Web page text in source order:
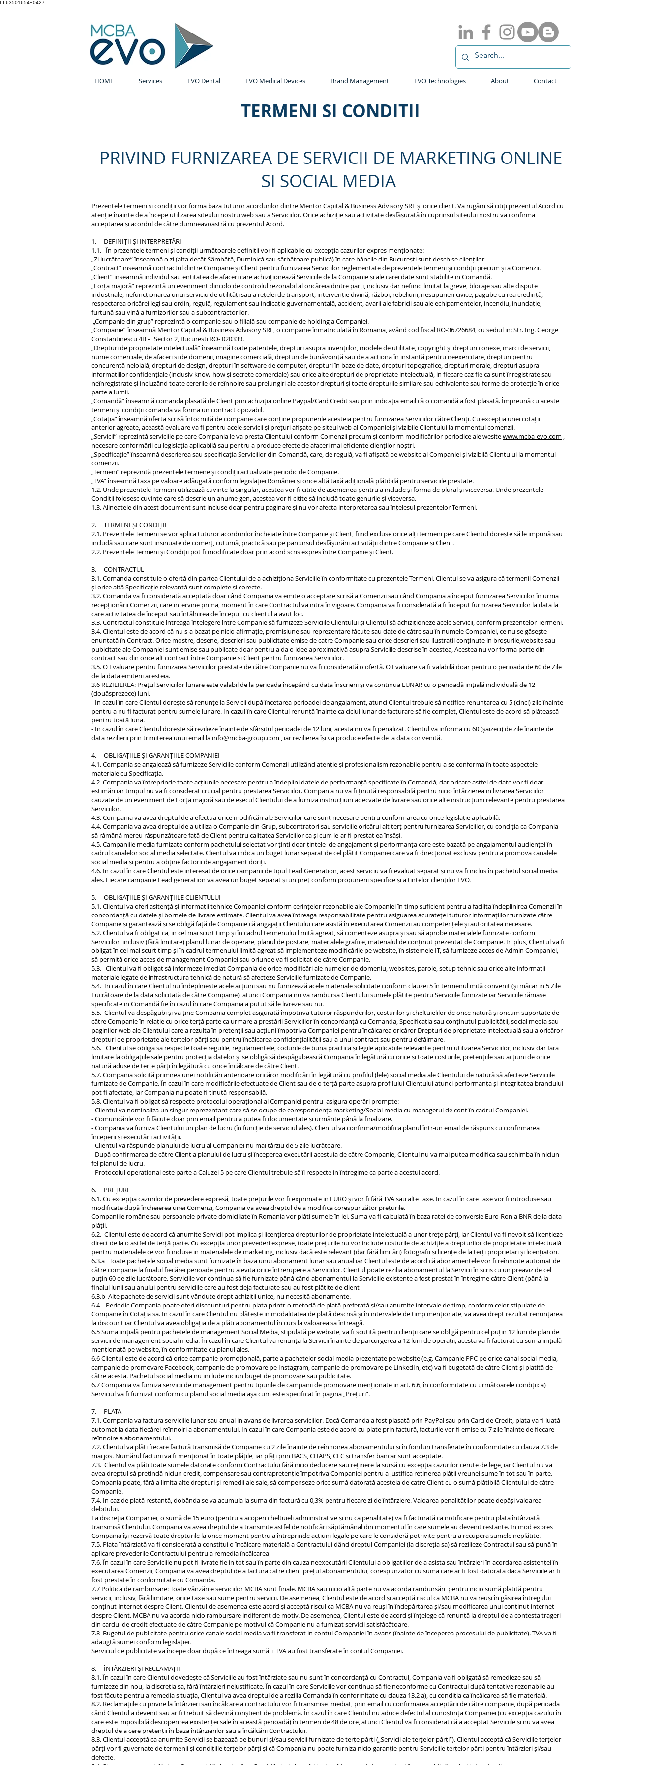
LI-63501654E0427
HOME Services EVO Dental EVO Medical Devices Brand Management EVO Technologies About Contact
TERMENI SI CONDITII
PRIVIND FURNIZAREA DE SERVICII DE MARKETING ONLINE
SI SOCIAL MEDIA
Prezentele termeni si condiții vor forma baza tuturor acordurilor dintre Mentor Capital & Business Advisory SRL și orice client. Va rugăm să citiți prezentul Acord cu
atenție înainte de a începe utilizarea siteului nostru web sau a Serviciilor. Orice achiziție sau activitate desfășurată în cuprinsul siteului nostru va confirma
acceptarea și acordul de către dumneavoastră cu prezentul Acord.
1. DEFINIȚII ȘI INTERPRETĂRI
1.1. În prezentele termeni și condiții următoarele definiții vor fi aplicabile cu excepția cazurilor expres menționate:
„Zi lucrătoare” înseamnă o zi (alta decât Sâmbătă, Duminică sau sărbătoare publică) în care băncile din București sunt deschise clienților.
„Contract” inseamnă contractul dintre Companie și Client pentru furnizarea Serviciilor reglementate de prezentele termeni și condiții precum și a Comenzii.
„Client” inseamnă individul sau entitatea de afaceri care achiziționează Serviciile de la Companie și ale carei date sunt stabilite in Comandă.
„Forța majoră” reprezintă un eveniment dincolo de controlul rezonabil al oricăreia dintre parți, inclusiv dar nefiind limitat la greve, blocaje sau alte dispute
industriale, nefuncționarea unui serviciu de utilități sau a rețelei de transport, intervenție divină, război, rebeliuni, nesupuneri civice, pagube cu rea credință,
respectarea oricărei legi sau ordin, regulă, regulament sau indicație guvernamentală, accident, avarii ale fabricii sau ale echipamentelor, incendiu, inundație,
furtună sau vină a furnizorilor sau a subcontractorilor.
„Companie din grup” reprezintă o companie sau o filială sau companie de holding a Companiei.
„Companie” înseamnă Mentor Capital & Business Advisory SRL, o companie înmatriculată în Romania, având cod fiscal RO-36726684, cu sediul in: Str. Ing. George
Constantinescu 4B – Sector 2, Bucuresti RO- 020339.
„Drepturi de proprietate intelectuală” înseamnă toate patentele, drepturi asupra invențiilor, modele de utilitate, copyright și drepturi conexe, marci de servicii,
nume comerciale, de afaceri si de domenii, imagine comercială, drepturi de bunăvoință sau de a acționa în instanță pentru neexercitare, drepturi pentru
concurență neloială, drepturi de design, drepturi în software de computer, drepturi în baze de date, drepturi topografice, drepturi morale, drepturi asupra
informatiilor confidențiale (inclusiv know-how și secrete comerciale) sau orice alte drepturi de proprietate intelectuală, in fiecare caz fie ca sunt înregistrate sau
neînregistrate și incluzând toate cererile de reînnoire sau prelungiri ale acestor drepturi și toate drepturile similare sau echivalente sau forme de protecție în orice
parte a lumii.
„Comandă” înseamnă comanda plasată de Client prin achiziția online Paypal/Card Credit sau prin indicația email că o comandă a fost plasată. Împreună cu aceste
termeni și condiții comanda va forma un contract opozabil.
„Cotația” înseamnă oferta scrisă întocmită de companie care conține propunerile acesteia pentru furnizarea Serviciilor către Clienți. Cu excepția unei cotații
anterior agreate, această evaluare va fi pentru acele servicii și prețuri afișate pe siteul web al Companiei și vizibile Clientului la momentul comenzii.
„Servicii” reprezintă serviciile pe care Compania le va presta Clientului conform Comenzii precum și conform modificărilor periodice ale wesitewww.mcba-evo.com ,
necesare conformării cu legislația aplicabilă sau pentru a produce efecte de afaceri mai eficiente clienților noștri.
„Specificație” înseamnă descrierea sau specificația Serviciilor din Comandă, care, de regulă, va fi afișată pe website al Companiei și vizibilă Clientului la momentul
comenzii.
„Termeni” reprezintă prezentele termene și condiții actualizate periodic de Companie.
„TVA” înseamnă taxa pe valoare adăugată conform legislației României și orice altă taxă adițională plătibilă pentru serviciile prestate.
1.2. Unde prezentele Termeni utilizează cuvinte la singular, acestea vor fi citite de asemenea pentru a include și forma de plural și viceversa. Unde prezentele
Condiții folosesc cuvinte care să descrie un anume gen, acestea vor fi citite să includă toate genurile și viceversa.
1.3. Alineatele din acest document sunt incluse doar pentru paginare și nu vor afecta interpretarea sau înțelesul prezentelor Termeni.
2. TERMENI ȘI CONDIȚII
2.1. Prezentele Termeni se vor aplica tuturor acordurilor încheiate între Companie și Client, fiind excluse orice alți termeni pe care Clientul dorește să le impună sau
includă sau care sunt insinuate de comerț, cutumă, practică sau pe parcursul desfășurării activității dintre Companie și Client.
2.2. Prezentele Termeni și Condiții pot fi modificate doar prin acord scris expres între Companie și Client.
3. CONTRACTUL
3.1. Comanda constituie o ofertă din partea Clientului de a achiziționa Serviciile în conformitate cu prezentele Termeni. Clientul se va asigura că termenii Comenzii
și orice altă Specificație relevantă sunt complete și corecte.
3.2. Comanda va fi considerată acceptată doar când Compania va emite o acceptare scrisă a Comenzii sau când Compania a început furnizarea Serviciilor în urma
recepționării Comenzii, care intervine prima, moment în care Contractul va intra în vigoare. Compania va fi considerată a fi început furnizarea Serviciilor la data la
care activitatea de început sau întâlnirea de început cu clientul a avut loc.
3.3. Contractul constituie întreaga înțelegere între Companie să furnizeze Serviciile Clientului și Clientul să achiziționeze acele Servicii, conform prezentelor Termeni.
3.4. Clientul este de acord că nu s-a bazat pe nicio afirmație, promisiune sau reprezentare făcute sau date de către sau în numele Companiei, ce nu se găsește
enunțată în Contract. Orice mostre, desene, descrieri sau publicitate emise de catre Companie sau orice descrieri sau ilustrații conținute in broșurile,website sau
pubicitate ale Companiei sunt emise sau publicate doar pentru a da o idee aproximativă asupra Serviciile descrise în acestea, Acestea nu vor forma parte din
contract sau din orice alt contract între Companie si Client pentru furnizarea Serviciilor.
3.5. O Evaluare pentru furnizarea Serviciilor prestate de către Companie nu va fi considerată o ofertă. O Evaluare va fi valabilă doar pentru o perioada de 60 de Zile
de la data emiterii acesteia.
3.6 REZILIEREA: Prețul Serviciilor lunare este valabil de la perioada începând cu data înscrierii și va continua LUNAR cu o perioadă inițială individuală de 12
(douăsprezece) luni.
- In cazul în care Clientul dorește să renunțe la Servicii după încetarea perioadei de angajament, atunci Clientul trebuie să notifice renunțarea cu 5 (cinci) zile înainte
pentru a nu fi facturat pentru sumele lunare. In cazul în care Clientul renunță înainte ca ciclul lunar de facturare să fie complet, Clientul este de acord să plătească
pentru toată luna.
- In cazul în care Clientul dorește să rezilieze înainte de sfârșitul perioadei de 12 luni, acesta nu va fi penalizat. Clientul va informa cu 60 (șaizeci) de zile înainte de
data rezilierii prin trimiterea unui email la info@mcba-group.com , iar rezilierea își va produce efecte de la data convenită.
4. OBLIGAȚIILE ȘI GARANȚIILE COMPANIEI
4.1. Compania se angajează să furnizeze Serviciile conform Comenzii utilizând atenție și profesionalism rezonabile pentru a se conforma în toate aspectele
materiale cu Specificația.
4.2. Compania va întreprinde toate acțiunile necesare pentru a îndeplini datele de performanță specificate în Comandă, dar oricare astfel de date vor fi doar
estimări iar timpul nu va fi considerat crucial pentru prestarea Serviciilor. Compania nu va fi ținută responsabilă pentru nicio întârzierea in livrarea Serviciilor
cauzate de un eveniment de Forța majoră sau de eșecul Clientului de a furniza instrucțiuni adecvate de livrare sau orice alte instrucțiuni relevante pentru prestarea
Serviciilor.
4.3. Compania va avea dreptul de a efectua orice modificări ale Serviciilor care sunt necesare pentru conformarea cu orice legislație aplicabilă.
4.4. Compania va avea dreptul de a utiliza o Companie din Grup, subcontratori sau serviciile oricărui alt terț pentru furnizarea Serviciilor, cu condiția ca Compania
să rămână mereu răspunzătoare față de Client pentru calitatea Serviciilor ca și cum le-ar fi prestat ea însăși.
4.5. Campaniile media furnizate conform pachetului selectat vor ținti doar țintele de angajament și performanța care este bazată pe angajamentul audienței în
cadrul canalelor social media selectate. Clientul va indica un buget lunar separat de cel plătit Companiei care va fi direcționat exclusiv pentru a promova canalele
social media și pentru a obține factorii de angajament doriți.
4.6. In cazul în care Clientul este interesat de orice campanii de tipul Lead Generation, acest serviciu va fi evaluat separat și nu va fi inclus în pachetul social media
ales. Fiecare campanie Lead generation va avea un buget separat și un preț conform propunerii specifice și a țintelor clienților EVO.​
5. OBLIGAȚIILE ȘI GARANȚIILE CLIENTULUI
5.1. Clientul va oferi asitență și informații tehnice Companiei conform cerințelor rezonabile ale Companiei în timp suficient pentru a facilita îndeplinirea Comenzii în
concordanță cu datele și bornele de livrare estimate. Clientul va avea întreaga responsabilitate pentru asiguarea acurateței tuturor informațiilor furnizate către
Companie și garantează și se obligă față de Companie că angajații Clientului care asistă în executarea Comenzii au competențele și autoritatea necesare.
5.2. Clientul va fi obligat ca, in cel mai scurt timp și în cadrul termenului limită agreat, să comenteze asupra și sau să aprobe materialele furnizate conform
Serviciilor, inclusiv (fără limitare) planul lunar de operare, planul de postare, materialele grafice, materialul de conținut prezentat de Companie. In plus, Clientul va fi
obligat în cel mai scurt timp și în cadrul termenului limită agreat să implementeze modificările pe website, în sistemele IT, să furnizeze acces de Admin Companiei,
să permită orice acces de management Companiei sau oriunde va fi solicitat de către Companie.
5.3. Clientul va fi obligat să informeze imediat Compania de orice modificări ale numelor de domeniu, websites, parole, setup tehnic sau orice alte informații
materiale legate de infrastructura tehnică de natură să afecteze Serviciile furnizate de Companie.
5.4. In cazul în care Clientul nu îndeplinește acele acțiuni sau nu furnizează acele materiale solicitate conform clauzei 5 în termenul mită convenit (și măcar in 5 Zile
Lucrătoare de la data solicitată de către Companie), atunci Compania nu va rambursa Clientului sumele plătite pentru Serviciile furnizate iar Serviciile rămase
specificate in Comandă fie în cazul în care Compania a putut să le livreze sau nu.
5.5. Clientul va despăgubi și va ține Compania complet asigurată împotriva tuturor răspunderilor, costurilor și cheltuielilor de orice natură și oricum suportate de
către Companie în relație cu orice terță parte ca urmare a prestării Serviciilor în concordanță cu Comanda, Specificația sau conținutul publicității, social media sau
paginilor web ale Clientului care a rezulta în pretenții sau acțiuni împotriva Companiei pentru încălcarea oricăror Drepturi de proprietate intelectuală sau a oricăror
drepturi de proprietate ale terțelor părți sau pentru încălcarea confidențialității sau a unui contract sau pentru defăimare.
5.6. Clientul se obligă să respecte toate regulile, regulamentele, codurile de bună practică și legile aplicabile relevante pentru utilizarea Serviciilor, inclusiv dar fără
limitare la obligațiile sale pentru protecția datelor și se obligă să despăgubească Compania în legătură cu orice și toate costurile, pretențiile sau acțiuni de orice
natură aduse de terțe părți în legătură cu orice încălcare de către Client.
5.7. Compania solicită primirea unei notificări anterioare oricăror modificări în legătură cu profilul (lele) social media ale Clientului de natură să afecteze Serviciile
furnizate de Companie. În cazul în care modificările efectuate de Client sau de o terță parte asupra profilului Clientului atunci performanța și integritatea brandului
pot fi afectate, iar Compania nu poate fi ținută responsabilă.
5.8. Clientul va fi obligat să respecte protocolul operațional al Companiei pentru asigura operări prompte:
- Clientul va nominaliza un singur reprezentant care să se ocupe de corespondența marketing/Social media cu managerul de cont în cadrul Companiei.
- Comunicările vor fi făcute doar prin email pentru a putea fi documentate și urmărite până la finalizare.
- Compania va furniza Clientului un plan de lucru (în funcție de serviciul ales). Clientul va confirma/modifica planul într-un email de răspuns cu confirmarea
începerii și executării activității.
- Clientul va răspunde planului de lucru al Companiei nu mai târziu de 5 zile lucrătoare.
- După confirmarea de către Client a planului de lucru și începerea executării acestuia de către Companie, Clientul nu va mai putea modifica sau schimba în niciun
fel planul de lucru.
- Protocolul operational este parte a Caluzei 5 pe care Clientul trebuie să îl respecte in întregime ca parte a acestui acord.
6. PREȚURI
6.1. Cu excepția cazurilor de prevedere expresă, toate prețurile vor fi exprimate in EURO și vor fi fără TVA sau alte taxe. In cazul în care taxe vor fi introduse sau
modificate după încheierea unei Comenzi, Compania va avea dreptul de a modifica corespunzător prețurile.
Companiile române sau persoanele private domiciliate în Romania vor plăti sumele în lei. Suma va fi calculată în baza ratei de conversie Euro-Ron a BNR de la data
plății.
6.2. Clientul este de acord că anumite Servicii pot implica și licențierea drepturilor de proprietate intelectuală a unor trețe părți, iar Clientul va fi nevoit să licențieze
direct de la o astfel de terță parte. Cu excepția unor prevederi exprese, toate prețurile nu vor include costurile de achiziție a drepturilor de proprietate intelectuală
pentru materialele ce vor fi incluse in materialele de marketing, inclusiv dacă este relevant (dar fără limitări) fotografii și licențe de la terți proprietari și licențiatori.
6.3.a Toate pachetele social media sunt furnizate în baza unui abonament lunar sau anual iar Clientul este de acord că abonamentele vor fi reînnoite automat de
către companie la finalul fiecărei perioade pentru a evita orice întrerupere a Serviciilor. Clientul poate rezilia abonamentul la Servicii în scris cu un preaviz de cel
puțin 60 de zile lucrătoare. Serviciile vor continua să fie furnizate până când abonamentul la Serviciile existente a fost prestat în întregime către Client (până la
finalul lunii sau anului pentru serviciile care au fost deja facturate sau au fost plătite de client
6.3.b Alte pachete de servicii sunt vândute drept achiziții unice, nu necesită abonamente.
6.4. Periodic Compania poate oferi discounturi pentru plata printr-o metodă de plată preferată și/sau anumite intervale de timp, conform celor stipulate de
Companie în Cotația sa. In cazul în care Clientul nu plătește in modalitatea de plată descrisă și în intervalele de timp menționate, va avea drept rezultat renunțarea
la discount iar Clientul va avea obligația de a plăti abonamentul în curs la valoarea sa întreagă.
6.5 Suma inițială pentru pachetele de management Social Media, stipulată pe website, va fi scutită pentru clienții care se obligă pentru cel puțin 12 luni de plan de
servicii de management social media. În cazul în care Clientul va renunța la Servicii înainte de parcurgerea a 12 luni de operații, acesta va fi facturat cu suma inițială
menționată pe website, în conformitate cu planul ales.
6.6 Clientul este de acord că orice campanie promoțională, parte a pachetelor social media prezentate pe website (e.g. Campanie PPC pe orice canal social media,
campanie de promovare Facebook, campanie de promovare pe Instagram, campanie de promovare pe LinkedIn, etc) va fi bugetată de către Client și platită de
către acesta. Pachetul social media nu include niciun buget de promovare sau publicitate.
6.7 Compania va furniza servicii de management pentru tipurile de campanii de promovare menționate in art. 6.6, în conformitate cu următoarele condiții: a)
Serviciul va fi furnizat conform cu planul social media așa cum este specificat în pagina „Prețuri”.​
7. PLATA
7.1. Compania va factura serviciile lunar sau anual in avans de livrarea serviciilor. Dacă Comanda a fost plasată prin PayPal sau prin Card de Credit, plata va fi luată
automat la data fiecărei reînnoiri a abonamentului. In cazul în care Compania este de acord cu plate prin factură, facturile vor fi emise cu 7 zile înainte de fiecare
reînnoire a abonamentului.
7.2. Clientul va plăti fiecare factură transmisă de Companie cu 2 zile înainte de reînnoirea abonamentului și în fonduri transferate în conformitate cu clauza 7.3 de
mai jos. Numărul facturii va fi menționat în toate plățile, iar plăți prin BACS, CHAPS, CEC și transfer bancar sunt acceptate.
7.3. Clientul va plăti toate sumele datorate conform Contractului fără nicio deducere sau reținere la sursă cu excepția cazurilor cerute de lege, iar Clientul nu va
avea dreptul să pretindă niciun credit, compensare sau contrapretenție împotriva Companiei pentru a justifica reținerea plății vreunei sume în tot sau în parte.
Compania poate, fără a limita alte drepturi și remedii ale sale, să compenseze orice sumă datorată acesteia de catre Client cu o sumă plătibilă Clientului de către
Companie.
7.4. In caz de plată restantă, dobânda se va acumula la suma din factură cu 0,3% pentru fiecare zi de întârziere. Valoarea penalităților poate depăși valoarea
debitului.
La discreția Companiei, o sumă de 15 euro (pentru a acoperi cheltuieli administrative și nu ca penalitate) va fi facturată ca notificare pentru plata întârziată
transmisă Clientului. Compania va avea dreptul de a transmite astfel de notificări săptămânal din momentul în care sumele au devenit restante. In mod expres
Compania își rezervă toate drepturile la orice moment pentru a întreprinde acțiuni legale pe care le consideră potrivite pentru a recupera sumele neplătite.
7.5. Plata întârziată va fi considerată a constitui o încălcare materială a Contractului dând dreptul Companiei (la discreția sa) să rezilieze Contractul sau să pună în
aplicare prevederile Contractului pentru a remedia încălcarea.
7.6. În cazul în care Serviciile nu pot fi livrate fie in tot sau în parte din cauza neexecutării Clientului a obligatiilor de a asista sau întârzieri în acordarea asistenței în
executarea Comenzii, Compania va avea dreptul de a factura către client prețul abonamentului, corespunzător cu suma care ar fi fost datorată dacă Serviciile ar fi
fost prestate în conformitate cu Comanda.
7.7 Politica de rambursare: Toate vânzările serviciilor MCBA sunt finale. MCBA sau nicio altă parte nu va acorda rambursări pentru nicio sumă platită pentru
servicii, inclusiv, fără limitare, orice taxe sau sume pentru servicii. De asemenea, Clientul este de acord și acceptă riscul ca MCBA nu va reuși în găsirea întregului
conținut Internet despre Client. Clientul de asemenea este acord și acceptă riscul ca MCBA nu va reuși în îndepărtarea și/sau modificarea unui conținut internet
despre Client. MCBA nu va acorda nicio rambursare indiferent de motiv. De asemenea, Clientul este de acord și înțelege că renunță la dreptul de a contesta trageri
din cardul de credit efectuate de către Companie pe motivul că Companie nu a furnizat servicii satisfăcătoare.
7.8 Bugetul de publicitate pentru orice canale social media va fi transferat in contul Companiei în avans (înainte de începerea procesului de publicitate). TVA va fi
adaugtă sumei conform legislației.
Serviciul de publicitate va începe doar după ce întreaga sumă + TVA au fost transferate în contul Companiei.
8. ÎNTÂRZIERI ȘI RECLAMAȚII
8.1. În cazul în care Clientul dovedește că Serviciile au fost întârziate sau nu sunt în concordanță cu Contractul, Compania va fi obligată să remedieze sau să
furnizeze din nou, la discreția sa, fără întârzieri nejustificate. În cazul în care Serviciile vor continua să fie neconforme cu Contractul după tentative rezonabile au
fost făcute pentru a remedia situația, Clientul va avea dreptul de a rezilia Comanda în conformitate cu clauza 13.2 a), cu condiția ca încălcarea să fie materială.
8.2. Reclamațiile cu privire la întârzieri sau încălcare a contractului vor fi transmise imediat, prin email cu confirmarea acceptării de către companie, după perioada
când Clientul a devenit sau ar fi trebuit să devină conștient de problemă. În cazul în care Clientul nu aduce defectul al cunoștința Companiei (cu excepția cazului în
care este imposibilă descoperirea existenței sale în această perioadă) în termen de 48 de ore, atunci Clientul va fi considerat că a acceptat Serviciile și nu va avea
dreptul de a cere pretenții în baza întârzierilor sau a încălcării Contractului.
8.3. Clientul acceptă ca anumite Servicii se bazează pe bunuri și/sau servicii furnizate de terțe părți („Servicii ale terțelor părți”). Clientul acceptă că Serviciile terțelor
părți vor fi guvernate de termenii și condițiile terțelor părți și că Compania nu poate furniza nicio garanție pentru Serviciile terțelor părți pentru întârzieri și/sau
defecte.